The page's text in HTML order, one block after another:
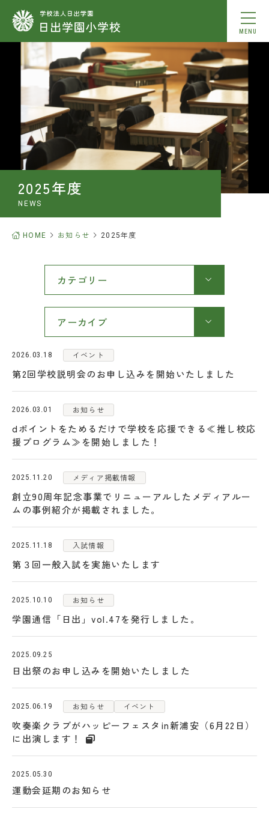
MENU
学校紹介
教育内容
学校生活
入学案内
お知らせ
ひのトピ！
中学校合格実績
各種お問い合わせ
アクセス
お問い合わせ 資料請求
在校生・保護者の皆さま
採用情報
学校法人日出学園
日出学園小学校
日出学園中学校・高等学校
日出学園同窓会 ひので会 瑞穂会
このサイトについて
個人情報の取り扱いについて
2025年度
NEWS
HOME お知らせ 2025年度
2026.03.18 イベント
第2回学校説明会のお申し込みを開始いたしました
2026.03.01 お知らせ
dポイントをためるだけで学校を応援できる≪推し校応
援プログラム≫を開始しました！
2025.11.20 メディア掲載情報
創立90周年記念事業でリニューアルしたメディアルー
ムの事例紹介が掲載されました。
2025.11.18 入試情報
第３回一般入試を実施いたします
2025.10.10 お知らせ
学園通信「日出」vol.47を発行しました。
2025.09.25
日出祭のお申し込みを開始いたしました
2025.06.19 お知らせ イベント
吹奏楽クラブがハッピーフェスタin新浦安（6月22日）
に出演します！
2025.05.30
運動会延期のお知らせ
カテゴリー
アーカイブ